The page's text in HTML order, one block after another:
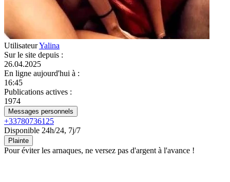
UtilisateurYalina
Sur le site depuis :
26.04.2025
En ligne aujourd'hui à :
16:45
Publications actives :
1974
Messages personnels
+33780736125
Disponible 24h/24, 7j/7
Plainte
Pour éviter les arnaques, ne versez pas d'argent à l'avance !